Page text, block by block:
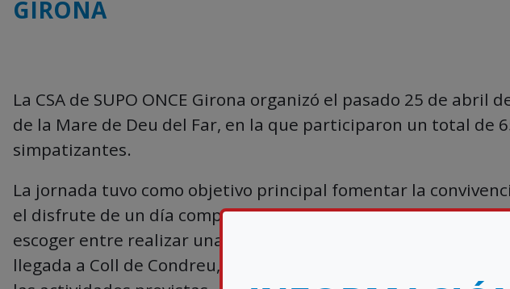
GIRONA
La CSA de SUPO ONCE Girona organizó el pasado 25 de abril
de la Mare de Deu del Far, en la que participaron un total de
simpatizantes.
La jornada tuvo como objetivo principal fomentar la
el disfrute de un día compartido en buena compañía. Las
escoger entre realizar una caminata hasta el santuario o
llegada a Coll de Condreu, todas las personas asistentes